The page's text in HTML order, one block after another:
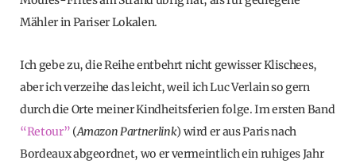
Mähler in Pariser Lokalen.
Ich gebe zu, die Reihe entbehrt nicht gewisser Klischees,
aber ich verzeihe das leicht, weil ich Luc Verlain so gern
durch die Orte meiner Kindheitsferien folge. Im ersten Band
“Retour” (Amazon Partnerlink) wird er aus Paris nach
Bordeaux abgeordnet, wo er vermeintlich ein ruhiges Jahr